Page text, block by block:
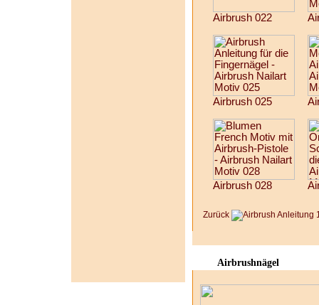
Airbrush 022
Airbrush 025
Airbrush 028
Zurück
Airbrushnägel